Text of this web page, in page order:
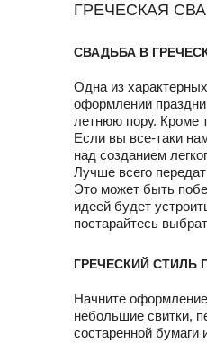
ГРЕЧЕСКАЯ
СВАДЬБА В
Одна из
оформлении
летнюю пору. Кроме
Если вы все-таки
над созданием
Лучше всего
Это может быть
идеей будет
постарайтесь
ГРЕЧЕСКИЙ СТИЛЬ
Начните
небольшие свитки,
состаренной бумаги